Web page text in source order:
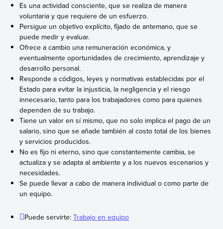
Es una actividad consciente, que se realiza de manera
voluntaria y que requiere de un esfuerzo.
Persigue un objetivo explícito, fijado de antemano, que se
puede medir y evaluar.
Ofrece a cambio una remuneración económica, y
eventualmente oportunidades de crecimiento, aprendizaje y
desarrollo personal.
Responde a códigos, leyes y normativas establecidas por el
Estado para evitar la injusticia, la negligencia y el riesgo
innecesario, tanto para los trabajadores como para quienes
dependen de su trabajo.
Tiene un valor en sí mismo, que no solo implica el pago de un
salario, sino que se añade también al costo total de los bienes
y servicios producidos.
No es fijo ni eterno, sino que constantemente cambia, se
actualiza y se adapta al ambiente y a los nuevos escenarios y
necesidades.
Se puede llevar a cabo de manera individual o como parte de
un equipo.
Puede servirte:Trabajo en equipo